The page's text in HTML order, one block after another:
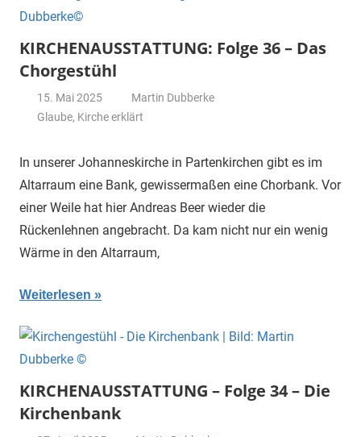
KIRCHENAUSSTATTUNG: Folge 36 – Das
Chorgestühl
15. Mai 2025
Martin Dubberke
Glaube, Kirche erklärt
In unserer Johanneskirche in Partenkirchen gibt es im
Altarraum eine Bank, gewissermaßen eine Chorbank. Vor
einer Weile hat hier Andreas Beer wieder die
Rückenlehnen angebracht. Da kam nicht nur ein wenig
Wärme in den Altarraum,
Weiterlesen
KIRCHENAUSSTATTUNG – Folge 34 – Die
Kirchenbank